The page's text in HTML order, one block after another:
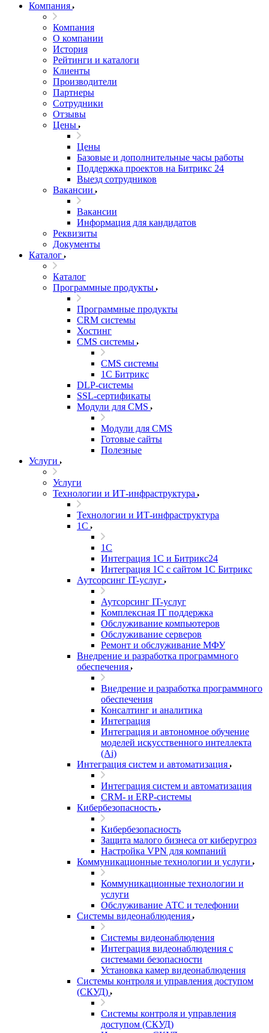
Компания
Компания
О компании
История
Рейтинги и каталоги
Клиенты
Производители
Партнеры
Сотрудники
Отзывы
Цены
Цены
Базовые и дополнительные часы работы
Поддержка проектов на Битрикс 24
Выезд сотрудников
Вакансии
Вакансии
Информация для кандидатов
Реквизиты
Документы
Каталог
Каталог
Программные продукты
Программные продукты
CRM системы
Хостинг
CMS системы
CMS системы
1С Битрикс
DLP‑системы
SSL-сертификаты
Модули для CMS
Модули для CMS
Готовые сайты
Полезные
Услуги
Услуги
Технологии и ИТ-инфраструктура
Технологии и ИТ-инфраструктура
1С
1С
Интеграция 1С и Битрикс24
Интеграция 1С с сайтом 1С Битрикс
Аутсорсинг IT-услуг
Аутсорсинг IT-услуг
Комплексная IT поддержка
Обслуживание компьютеров
Обслуживание серверов
Ремонт и обслуживание МФУ
Внедрение и разработка программного
обеспечения
Внедрение и разработка программного
обеспечения
Консалтинг и аналитика
Интеграция
Интеграция и автономное обучение
моделей искусственного интеллекта
(Ai)
Интеграция систем и автоматизация
Интеграция систем и автоматизация
CRM- и ERP-системы
Кибербезопасность
Кибербезопасность
Защита малого бизнеса от киберугроз
Настройка VPN для компаний
Коммуникационные технологии и услуги
Коммуникационные технологии и
услуги
Обслуживание АТС и телефонии
Системы видеонаблюдения
Системы видеонаблюдения
Интеграция видеонаблюдения с
системами безопасности
Установка камер видеонаблюдения
Системы контроля и управления доступом
(СКУД)
Системы контроля и управления
доступом (СКУД)